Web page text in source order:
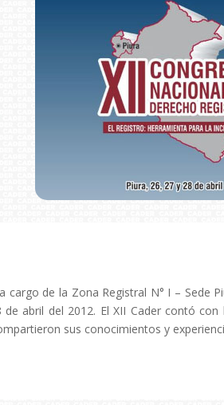
cargo de la Zona Registral N° I – Sede
abril del 2012. El XII Cader contó
sus conocimientos y